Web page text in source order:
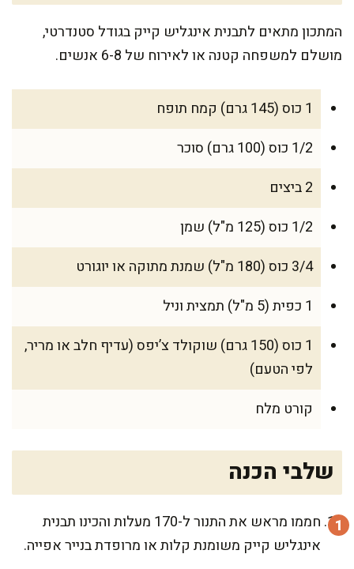
המתכון מתאים לתבנית אינגליש קייק בגודל סטנדרטי,
מושלם למשפחה קטנה או לאירוח של 6-8 אנשים.
1 כוס (145 גרם) קמח תופח
1/2 כוס (100 גרם) סוכר
2 ביצים
1/2 כוס (125 מ"ל) שמן
3/4 כוס (180 מ"ל) שמנת מתוקה או יוגורט
1 כפית (5 מ"ל) תמצית וניל
1 כוס (150 גרם) שוקולד צ’יפס (עדיף חלב או מריר,
לפי הטעם)
קורט מלח
שלבי הכנה
חממו מראש את התנור ל-170 מעלות והכינו תבנית
אינגליש קייק משומנת קלות או מרופדת בנייר אפייה.